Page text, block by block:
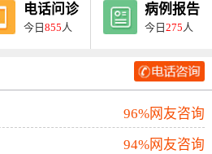
电话问诊
今日855 人
病例报告
今日275 人
96%网友咨询
94%网友咨询